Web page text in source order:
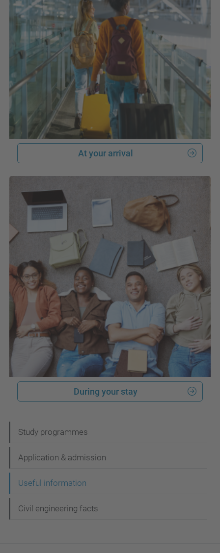
At your arrival
During your stay
a
v
g
a
Study programmes
Application & admission
Useful information
Civil engineering facts